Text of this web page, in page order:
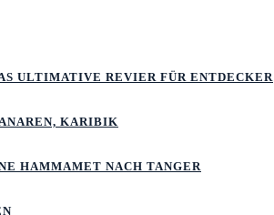
ULTIMATIVE REVIER FÜR ENTDECKER
KARIBIK
HAMMAMET NACH TANGER